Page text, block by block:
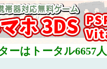
ーはトータル6657